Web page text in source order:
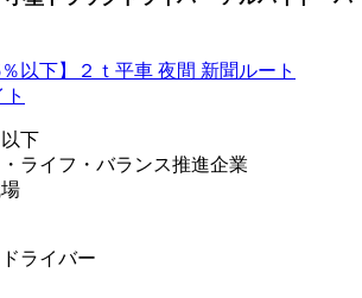
下
ライフ・バランス推進企業
ライバー